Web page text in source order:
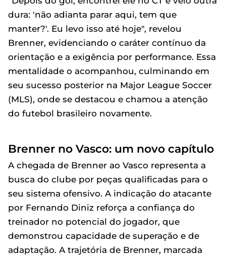
dura: 'não adianta parar aqui, tem que
manter?'. Eu levo isso até hoje", revelou
Brenner, evidenciando o caráter contínuo da
orientação e a exigência por performance. Essa
mentalidade o acompanhou, culminando em
seu sucesso posterior na Major League Soccer
(MLS), onde se destacou e chamou a atenção
do futebol brasileiro novamente.
Brenner no Vasco: um novo capítulo
A chegada de Brenner ao Vasco representa a
busca do clube por peças qualificadas para o
seu sistema ofensivo. A indicação do atacante
por Fernando Diniz reforça a confiança do
treinador no potencial do jogador, que
demonstrou capacidade de superação e de
adaptação. A trajetória de Brenner, marcada